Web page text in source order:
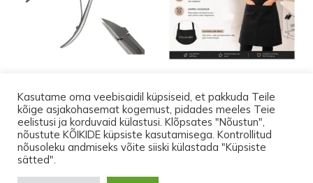
Kuni 17.augustini on transport Eesti-siseselt
pakiautomaati TASUTA. Ostes tooteid vähemalt
ES-413 (13cm)
Profitoode
tööpõll kangast, must
Profitoode
Kasutame oma veebisaidil küpsiseid, et pakkuda Teile
kõige asjakohasemat kogemust, pidades meeles Teie
eelistusi ja korduvaid külastusi. Klõpsates "Nõustun",
nõustute KÕIKIDE küpsiste kasutamisega. Kontrollitud
nõusoleku andmiseks võite siiski külastada "Küpsiste
sätted".